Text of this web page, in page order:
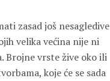
zasad još nesagledive
velika većina nije ni
Brojne vrste žive oko ili
koje će se sada